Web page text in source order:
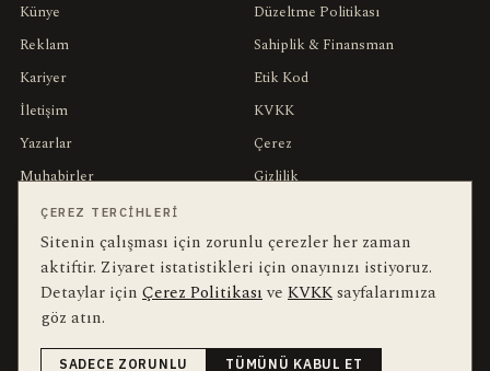
Künye
Reklam
Kariyer
İletişim
Yazarlar
Muhabirler
Editörler
Düzeltme Politikası
Sahiplik & Finansman
Etik Kod
KVKK
Çerez
Gizlilik
YEREL ARANANLAR bu hafta en çok aranan
İnegöl inegol-belediyesi
ÇEREZ TERCIHLERI
Sitenin çalışması için zorunlu çerezler her zaman
aktiftir. Ziyaret istatistikleri için onayınızı istiyoruz.
Detaylar için Çerez Politikasıve KVKKsayfalarımıza
göz atın.
SADECE ZORUNLU TÜMÜNÜ KABUL ET